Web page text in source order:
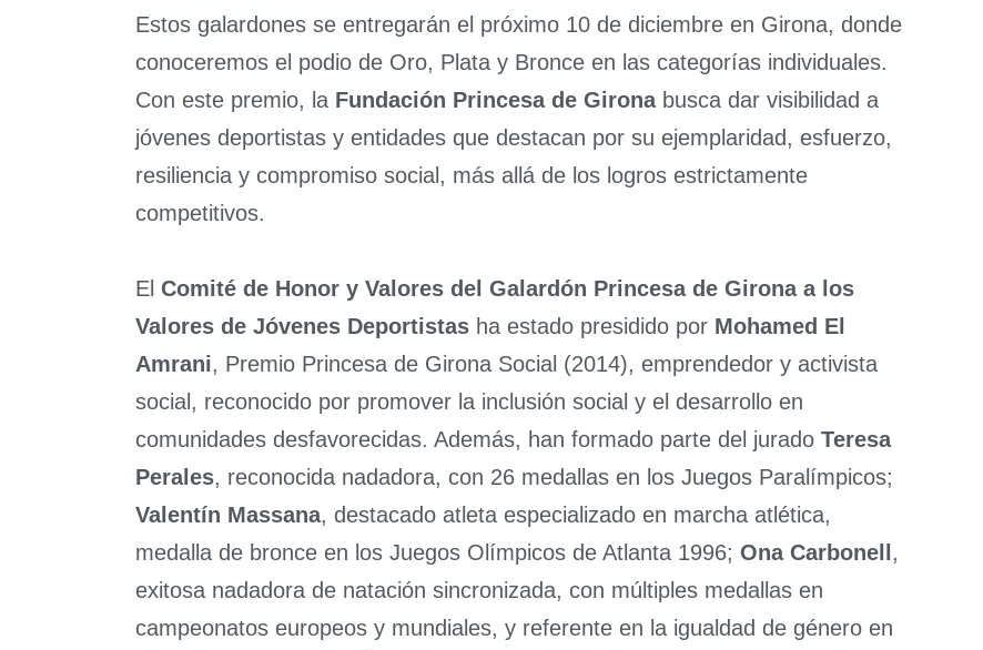
Estos galardones se entregarán el próximo 10 de diciembre en Girona, donde
conoceremos el podio de Oro, Plata y Bronce en las categorías individuales.
Con este premio, la Fundación Princesa de Gironabusca dar visibilidad a
jóvenes deportistas y entidades que destacan por su ejemplaridad, esfuerzo,
resiliencia y compromiso social, más allá de los logros estrictamente
competitivos.
El Comité de Honor y Valores del Galardón Princesa de Girona a los
Valores de Jóvenes Deportistas ha estado presidido por Mohamed El
Amrani, Premio Princesa de Girona Social (2014), emprendedor y activista
social, reconocido por promover la inclusión social y el desarrollo en
comunidades desfavorecidas. Además, han formado parte del jurado Teresa
Perales, reconocida nadadora, con 26 medallas en los Juegos Paralímpicos;
Valentín Massana, destacado atleta especializado en marcha atlética,
medalla de bronce en los Juegos Olímpicos de Atlanta 1996; Ona Carbonell ,
exitosa nadadora de natación sincronizada, con múltiples medallas en
campeonatos europeos y mundiales, y referente en la igualdad de género en